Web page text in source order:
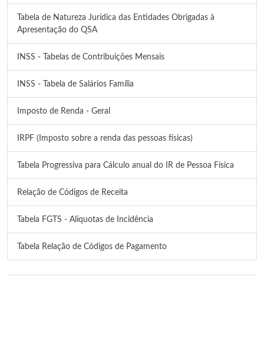
Tabela de Natureza Jurídica das Entidades Obrigadas à
Apresentação do QSA
INSS - Tabelas de Contribuições Mensais
INSS - Tabela de Salários Família
Imposto de Renda - Geral
IRPF (Imposto sobre a renda das pessoas físicas)
Tabela Progressiva para Cálculo anual do IR de Pessoa Física
Relação de Códigos de Receita
Tabela FGTS - Alíquotas de Incidência
Tabela Relação de Códigos de Pagamento